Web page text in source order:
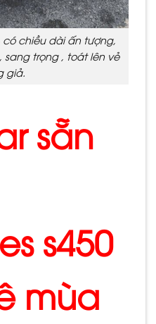
có chiều dài ấn tượng,
sang trọng , toát lên vẻ
giả.
sẵn
s450
mùa